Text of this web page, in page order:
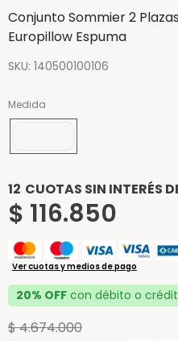
Conjunto Sommier 2
Europillow Espuma
SKU: 140500100106
Medida
12 CUOTAS SIN INTERÉS
$ 116.850
Ver cuotas y medios de pago
20% OFF con débito o
$4.674.000